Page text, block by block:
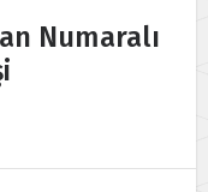
Numaralı